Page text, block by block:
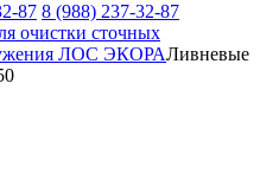
87 8 (988) 237-32-87
очистки сточных
ЛОС ЭКОРАЛивневые